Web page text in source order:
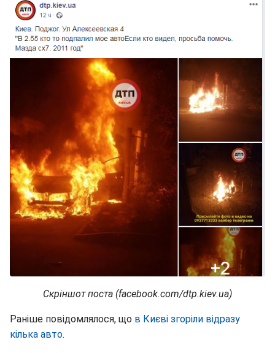
Скріншот поста (facebook.com/dtp.kiev.ua)
Раніше повідомлялося, що в Києві згоріли відразу
кілька авто.